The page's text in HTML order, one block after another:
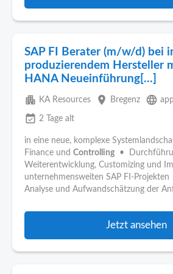
SAP FI Berater (m/w/d) bei
produzierendem Hersteller
HANA Neueinführung[...]
apartment KA Resources place Bregenz language
event_available 2 Tage alt
in eine neue, komplexe
Finance und Controlling •
Weiterentwicklung, Customizing und
unternehmensweiten SAP FI-
Analyse und Aufwandschätzung der
Jetzt ansehen